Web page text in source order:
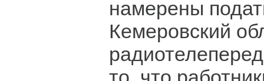
намерены
Кемеровский